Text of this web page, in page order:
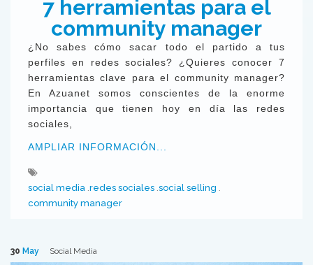
7 herramientas para el
community manager
¿No sabes cómo sacar todo el partido a tus
perfiles en redes sociales? ¿Quieres conocer 7
herramientas clave para el community manager?
En Azuanet somos conscientes de la enorme
importancia que tienen hoy en día las redes
sociales,
AMPLIAR INFORMACIÓN...
social media redes sociales social selling
community manager
30 May Social Media